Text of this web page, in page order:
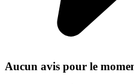
Aucun avis pour le